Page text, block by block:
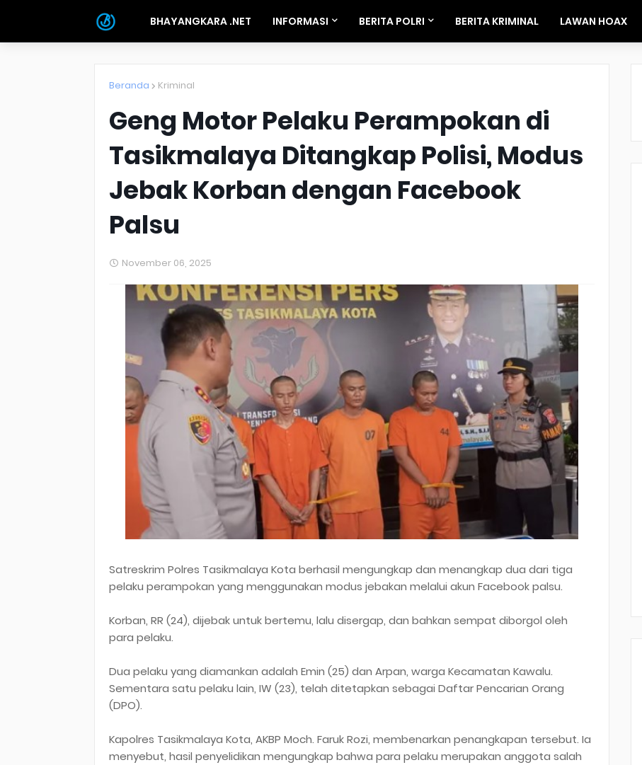
BHAYANGKARA .NET INFORMASI BERITA POLRI BERITA KRIMINAL LAWAN HOAX
Beranda Kriminal
Geng Motor Pelaku Perampokan di
Tasikmalaya Ditangkap Polisi, Modus
Jebak Korban dengan Facebook
Palsu
November 06, 2025
Satreskrim Polres Tasikmalaya Kota berhasil mengungkap dan menangkap dua dari tiga
pelaku perampokan yang menggunakan modus jebakan melalui akun Facebook palsu.
Korban, RR (24), dijebak untuk bertemu, lalu disergap, dan bahkan sempat diborgol oleh
para pelaku.
Dua pelaku yang diamankan adalah Emin (25) dan Arpan, warga Kecamatan Kawalu.
Sementara satu pelaku lain, IW (23), telah ditetapkan sebagai Daftar Pencarian Orang
(DPO).
Kapolres Tasikmalaya Kota, AKBP Moch. Faruk Rozi, membenarkan penangkapan tersebut. Ia
menyebut, hasil penyelidikan mengungkap bahwa para pelaku merupakan anggota salah